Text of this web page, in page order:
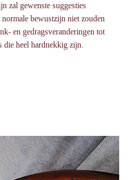
zal gewenste suggesties
normale bewustzijn niet zouden
en gedragsveranderingen tot
die heel hardnekkig zijn.